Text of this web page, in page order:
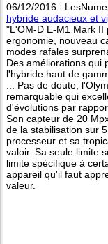
06/12/2016 :
hybride audacieux et
"L'OM-D E-M1 Mark II
ergonomie, nouveau
modes rafales
Des améliorations qui
l'hybride haut de
... Pas de doute,
remarquable qui
d'évolutions par
Son capteur de 20
de la stabilisation sur
processeur et sa
valoir. Sa seule limite
limite spécifique à
appareil qu'il faut
valeur.